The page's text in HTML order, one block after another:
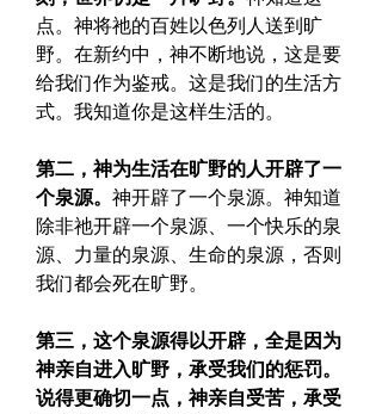
点。神将祂的百姓以色列人送到旷
野。在新约中，神不断地说，这是要
给我们作为鉴戒。这是我们的生活方
式。我知道你是这样生活的。
第二，神为生活在旷野的人开辟了一
个泉源。 神开辟了一个泉源。神知道
除非祂开辟一个泉源、一个快乐的泉
源、力量的泉源、生命的泉源，否则
我们都会死在旷野。
第三，这个泉源得以开辟，全是因为
神亲自进入旷野，承受我们的惩罚。
说得更确切一点，神亲自受苦，承受